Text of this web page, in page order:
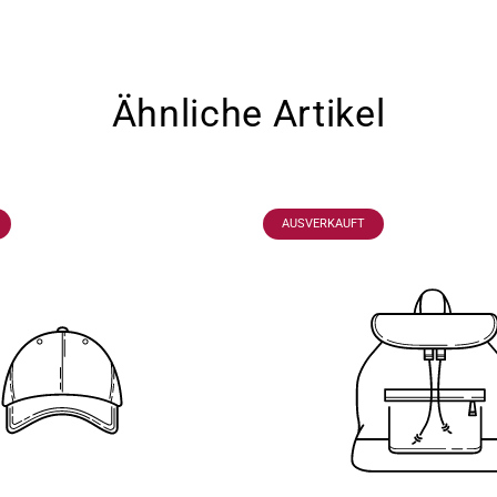
Ähnliche Artikel
PRODUKTBEZEICHNUNG:
AUSVERKAUFT